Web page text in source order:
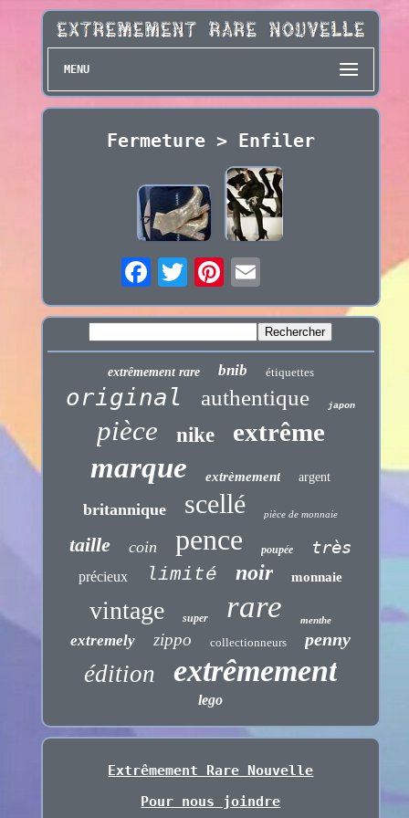
MENU
Fermeture > Enfiler
extrêmement rare bnib étiquettes
original authentique japon
pièce nike extrême
marque extrèmement argent
britannique scellé pièce de monnaie
taille coin pence poupée très
précieux limité noir monnaie
vintage super rare menthe
extremely zippo collectionneurs penny
édition extrêmement
lego
Extrêmement Rare Nouvelle
Pour nous joindre